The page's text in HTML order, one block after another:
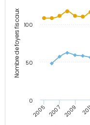
Nombre de foyers fiscaux
2005 2007 2009
0
50
100